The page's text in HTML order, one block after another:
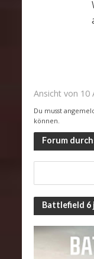
Ansicht von
Du musst
können.
Forum
Battlefield